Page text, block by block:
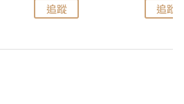
追蹤 追蹤